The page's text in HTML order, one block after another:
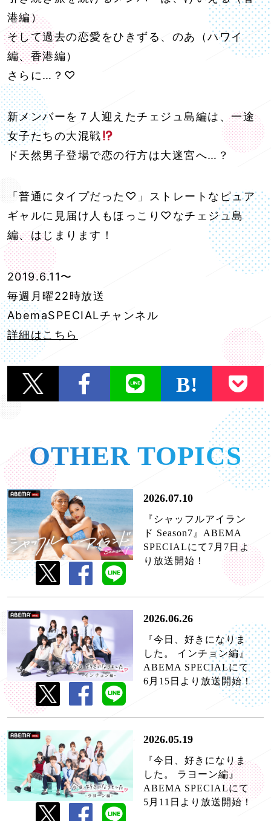
港編）
そして過去の恋愛をひきずる、のあ（ハワイ
編、香港編）
さらに…？♡
新メンバーを７人迎えたチェジュ島編は、一途
女子たちの大混戦
ド天然男子登場で恋の行方は大迷宮へ…？
「普通にタイプだった♡」ストレートなピュア
ギャルに見届け人もほっこり♡なチェジュ島
編、はじまります！
2019.6.11〜
毎週月曜22時放送
AbemaSPECIALチャンネル
詳細はこちら
OTHER TOPICS
2026.07.10
『シャッフルアイラン
ド Season7』ABEMA
SPECIALにて7月7日よ
り放送開始！
2026.06.26
『今日、好きになりま
した。 インチョン編』
ABEMA SPECIALにて
6月15日より放送開始！
2026.05.19
『今日、好きになりま
した。 ラヨーン編』
ABEMA SPECIALにて
5月11日より放送開始！